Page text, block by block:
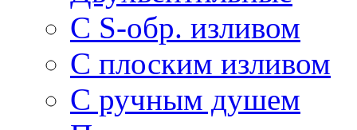
С S-обр. изливом
С плоским изливом
С ручным душем